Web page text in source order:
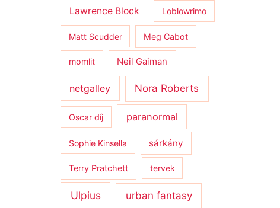
Lawrence Block Loblowrimo
Matt Scudder Meg Cabot
momlit Neil Gaiman
netgalley Nora Roberts
Oscar díj paranormal
Sophie Kinsella sárkány
Terry Pratchett tervek
Ulpius urban fantasy